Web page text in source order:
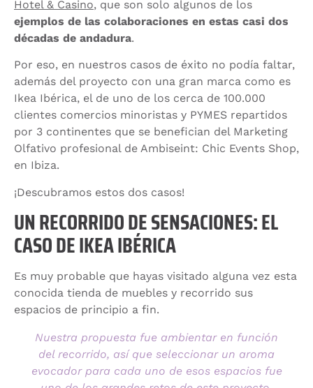
Hotel & Casino, que son solo algunos de los
ejemplos de las colaboraciones en estas casi dos
décadas de andadura.
Por eso, en nuestros casos de éxito no podía faltar,
además del proyecto con una gran marca como es
Ikea Ibérica, el de uno de los cerca de 100.000
clientes comercios minoristas y PYMES repartidos
por 3 continentes que se benefician del Marketing
Olfativo profesional de Ambiseint: Chic Events Shop,
en Ibiza.
¡Descubramos estos dos casos!
UN RECORRIDO DE SENSACIONES: EL
CASO DE IKEA IBÉRICA
Es muy probable que hayas visitado alguna vez esta
conocida tienda de muebles y recorrido sus
espacios de principio a fin.
Nuestra propuesta fue ambientar en función
del recorrido, así que seleccionar un aroma
evocador para cada uno de esos espacios fue